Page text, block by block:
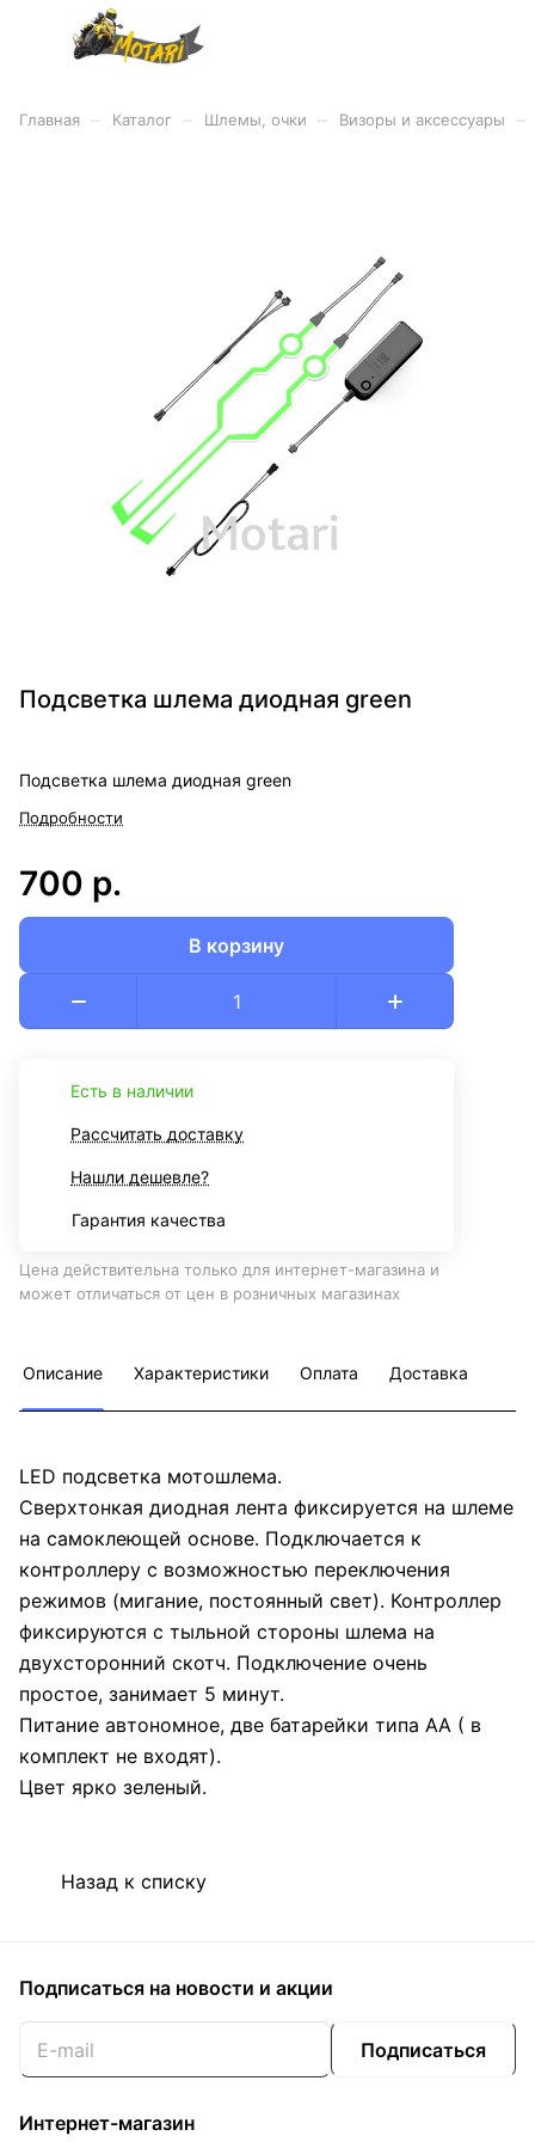
Главная Каталог Шлемы, очки Визоры и аксессуары
Подсветка шлема диодная green
Подсветка шлема диодная green
Подробности
700 р.
В корзину
Есть в наличии
Рассчитать доставку
Нашли дешевле?
Гарантия качества
Цена действительна только для интернет-магазина и
может отличаться от цен в розничных магазинах
Описание Характеристики Оплата Доставка
LED подсветка мотошлема.
Сверхтонкая диодная лента фиксируется на шлеме
на самоклеющей основе. Подключается к
контроллеру с возможностью переключения
режимов (мигание, постоянный свет). Контроллер
фиксируются с тыльной стороны шлема на
двухсторонний скотч. Подключение очень
простое, занимает 5 минут.
Питание автономное, две батарейки типа АА ( в
комплект не входят).
Цвет ярко зеленый.
Назад к списку
Подписаться на новости и акции
Подписаться
Интернет-магазин